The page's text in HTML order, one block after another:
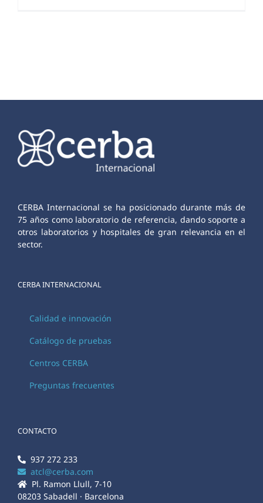
CERBA Internacional se ha posicionado durante más de
75 años como laboratorio de referencia, dando soporte a
otros laboratorios y hospitales de gran relevancia en el
sector.
CERBA INTERNACIONAL
Calidad e innovación
Catálogo de pruebas
Centros CERBA
Preguntas frecuentes
CONTACTO
937 272 233
atcl@cerba.com
Pl. Ramon Llull, 7-10
08203 Sabadell · Barcelona